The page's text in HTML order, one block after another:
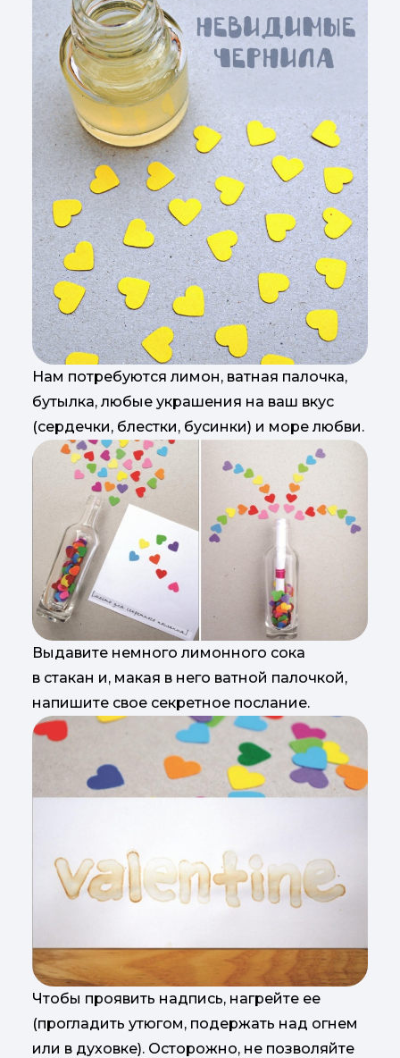
Нам потребуются лимон, ватная палочка,
бутылка, любые украшения на ваш вкус
(сердечки, блестки, бусинки) и море любви.
Выдавите немного лимонного сока
в стакан и, макая в него ватной палочкой,
напишите свое секретное послание.
Чтобы проявить надпись, нагрейте ее
(прогладить утюгом, подержать над огнем
или в духовке). Осторожно, не позволяйте